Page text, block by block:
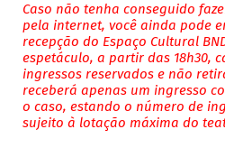
Caso não tenha conseguido
pela internet, você ainda pode
recepção do Espaço Cultural
espetáculo, a partir das 18h30,
ingressos reservados e não
receberá apenas um ingresso
o caso, estando o número de
sujeito à lotação máxima do